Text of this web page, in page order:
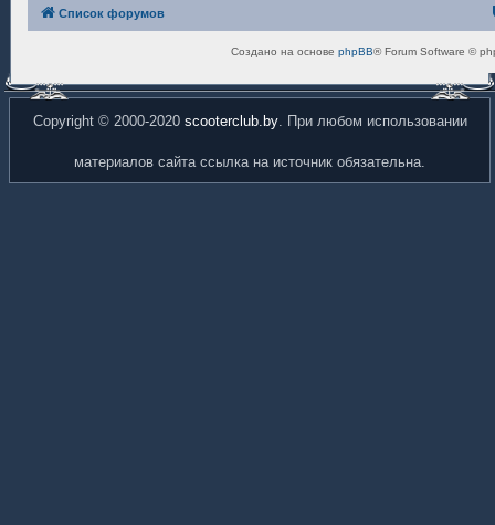
Список форумов
Создано на основе phpBB® Forum Software ©
Copyright © 2000-2020 scooterclub.by. При любом использовании
материалов сайта ссылка на источник обязательна.